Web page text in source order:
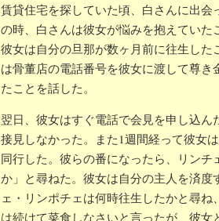
賃貸住宅を探していた頃、白さんに出
の時、白さんは彼女が悩みを抱えていた
彼女は自分の旦那が数ヶ月前に往生し
は骨董店の電話番号を彼女に渡して尊
たことを話した。
翌日、彼女はすぐ電話で会見を申し込
接見しなかった。また1週間経って彼女
同行した。彼らの番になったら、リン
か」と尋ねた。彼女は自分の主人を済
ェ・リンポチェは何時往生したかと尋
は続けて菜食しなさいと言ったが、彼